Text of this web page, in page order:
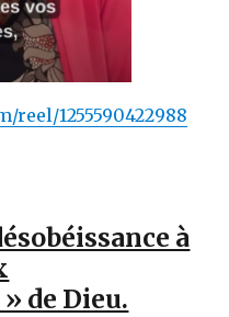
reel/1255590422988
à
de Dieu.